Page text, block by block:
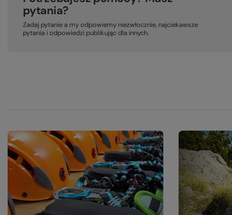
pytania?
Zadaj pytanie a my odpowiemy niezwłocznie, najciekawsze
pytania i odpowiedzi publikując dla innych.